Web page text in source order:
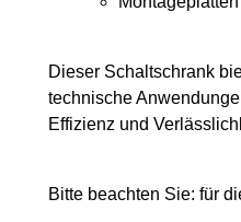
Dieser Schaltschrank
technische
Effizienz und
Bitte beachten Sie: für